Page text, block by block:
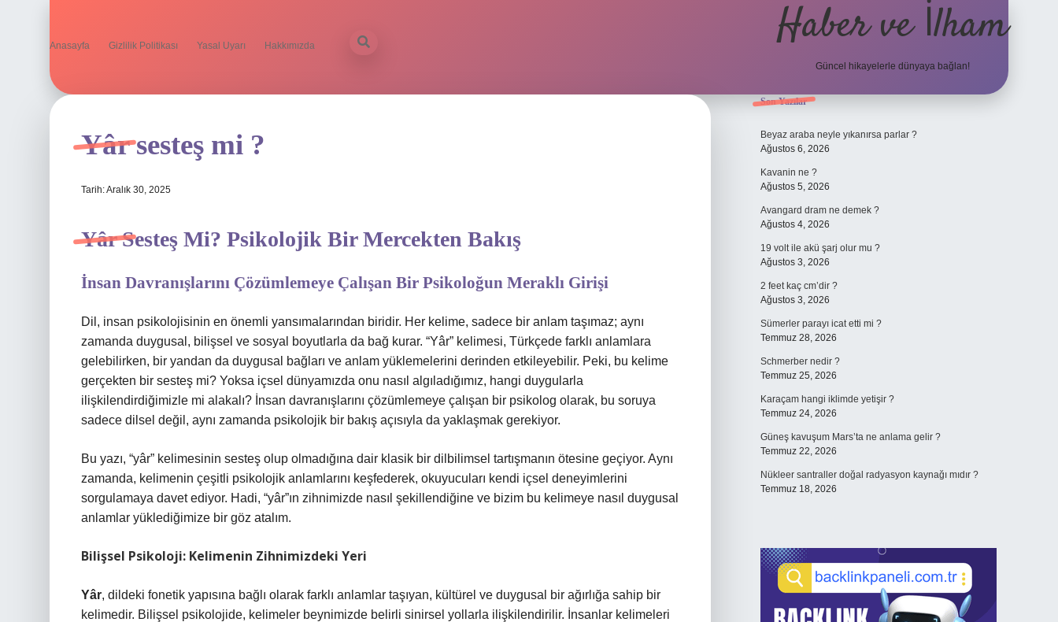
Anasayfa Gizlilik Politikası Yasal Uyarı Hakkımızda Haber ve İlham
Güncel hikayelerle dünyaya bağlan!
Yâr sesteş mi ?
Tarih: Aralık 30, 2025
Yâr Sesteş Mi? Psikolojik Bir Mercekten Bakış
İnsan Davranışlarını Çözümlemeye Çalışan Bir Psikoloğun Meraklı Girişi
Dil, insan psikolojisinin en önemli yansımalarından biridir. Her kelime, sadece bir anlam taşımaz; aynı
zamanda duygusal, bilişsel ve sosyal boyutlarla da bağ kurar. “Yâr” kelimesi, Türkçede farklı anlamlara
gelebilirken, bir yandan da duygusal bağları ve anlam yüklemelerini derinden etkileyebilir. Peki, bu kelime
gerçekten bir sesteş mi? Yoksa içsel dünyamızda onu nasıl algıladığımız, hangi duygularla
ilişkilendirdiğimizle mi alakalı? İnsan davranışlarını çözümlemeye çalışan bir psikolog olarak, bu soruya
sadece dilsel değil, aynı zamanda psikolojik bir bakış açısıyla da yaklaşmak gerekiyor.
Bu yazı, “yâr” kelimesinin sesteş olup olmadığına dair klasik bir dilbilimsel tartışmanın ötesine geçiyor. Aynı
zamanda, kelimenin çeşitli psikolojik anlamlarını keşfederek, okuyucuları kendi içsel deneyimlerini
sorgulamaya davet ediyor. Hadi, “yâr”ın zihnimizde nasıl şekillendiğine ve bizim bu kelimeye nasıl duygusal
anlamlar yüklediğimize bir göz atalım.
Bilişsel Psikoloji: Kelimenin Zihnimizdeki Yeri
Yâr, dildeki fonetik yapısına bağlı olarak farklı anlamlar taşıyan, kültürel ve duygusal bir ağırlığa sahip bir
kelimedir. Bilişsel psikolojide, kelimeler beynimizde belirli sinirsel yollarla ilişkilendirilir. İnsanlar kelimeleri
Sidebar
Son Yazılar
Beyaz araba neyle yıkanırsa parlar ?
Ağustos 6, 2026
Kavanin ne ?
Ağustos 5, 2026
Avangard dram ne demek ?
Ağustos 4, 2026
19 volt ile akü şarj olur mu ?
Ağustos 3, 2026
2 feet kaç cm’dir ?
Ağustos 3, 2026
Sümerler parayı icat etti mi ?
Temmuz 28, 2026
Schmerber nedir ?
Temmuz 25, 2026
Karaçam hangi iklimde yetişir ?
Temmuz 24, 2026
Güneş kavuşum Mars’ta ne anlama gelir ?
Temmuz 22, 2026
Nükleer santraller doğal radyasyon kaynağı mıdır ?
Temmuz 18, 2026